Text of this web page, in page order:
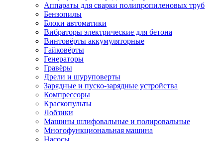
Аппараты для сварки полипропиленовых труб
Бензопилы
Блоки автоматики
Вибраторы электрические для бетона
Винтовёрты аккумуляторные
Гайковёрты
Генераторы
Гравёры
Дрели и шуруповерты
Зарядные и пуско-зарядные устройства
Компрессоры
Краскопульты
Лобзики
Машины шлифовальные и полировальные
Многофункциональная машина
Насосы